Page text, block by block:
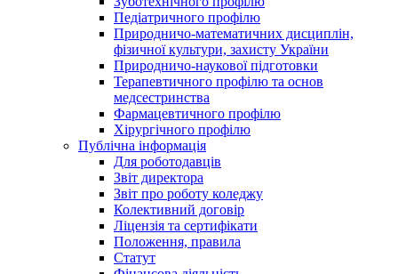
Педіатричного профілю
Природничо-математичних дисциплін,
фізичної культури, захисту України
Природничо-наукової підготовки
Терапевтичного профілю та основ
медсестринства
Фармацевтичного профілю
Хірургічного профілю
Публічна інформація
Для роботодавців
Звіт директора
Звіт про роботу коледжу
Колективний договір
Ліцензія та сертифікати
Положення, правила
Статут